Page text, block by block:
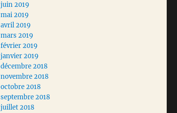
juin 2019
mai 2019
avril 2019
mars 2019
février 2019
janvier 2019
décembre 2018
novembre 2018
octobre 2018
septembre 2018
juillet 2018